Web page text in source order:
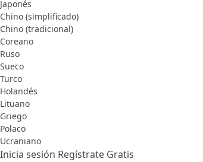
Japonés
Chino (simplificado)
Chino (tradicional)
Coreano
Ruso
Sueco
Turco
Holandés
Lituano
Griego
Polaco
Ucraniano
Inicia sesión Regístrate Gratis